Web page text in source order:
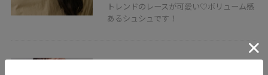
トレンドのレースが可愛い♡ボリューム感
あるシュシュです！